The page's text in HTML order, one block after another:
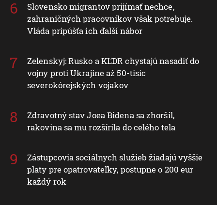
Slovensko migrantov prijímať nechce,
zahraničných pracovníkov však potrebuje.
Vláda pripúšťa ich ďalší nábor
Zelenskyj: Rusko a KĽDR chystajú nasadiť do
vojny proti Ukrajine až 50-tisíc
severokórejských vojakov
Zdravotný stav Joea Bidena sa zhoršil,
rakovina sa mu rozšírila do celého tela
Zástupcovia sociálnych služieb žiadajú vyššie
platy pre opatrovateľky, postupne o 200 eur
každý rok